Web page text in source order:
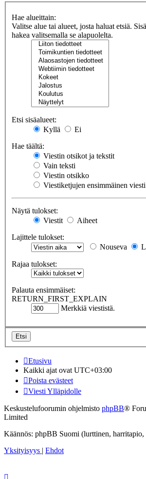
Hae alueittain:
Valitse alue tai alueet, josta haluat etsiä.
hakea valitsemalla se alapuolelta.
Etsi sisäalueet:
Kyllä
Ei
Hae täältä:
Viestin otsikot ja tekstit
Vain teksti
Viestin otsikko
Viestiketjujen ensimmäinen viesti
Näytä tulokset:
Viestit
Aiheet
Lajittele tulokset:
Nouseva
Rajaa tulokset:
Palauta ensimmäiset:
RETURN_FIRST_EXPLAIN
Merkkiä viestistä.
Etusivu
Kaikki ajat ovat UTC+03:00
Poista evästeet
Viesti Ylläpidolle
Keskustelufoorumin ohjelmisto phpBB®
Limited
Käännös: phpBB Suomi (lurttinen, harritapio,
Yksityisyys | Ehdot